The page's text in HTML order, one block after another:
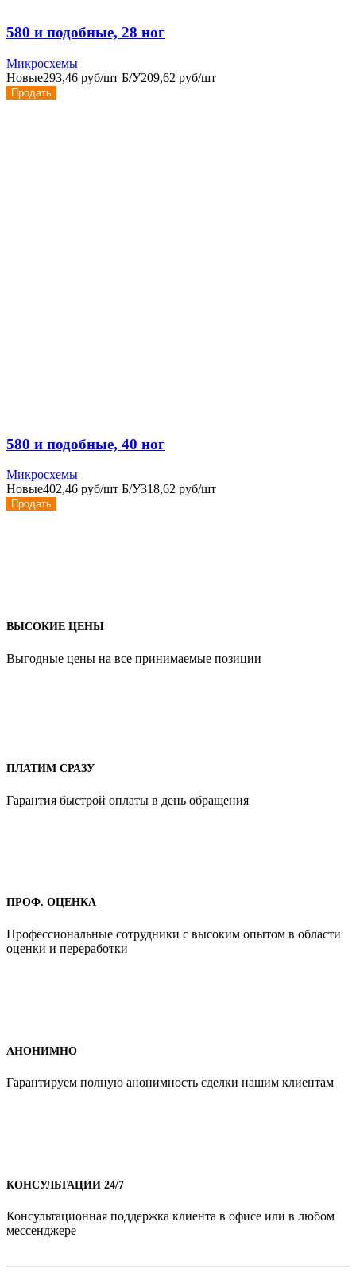
580 и подобные, 28 ног
Микросхемы
Новые293,46 руб/шт Б/У209,62 руб/шт
Продать
580 и подобные, 40 ног
Микросхемы
Новые402,46 руб/шт Б/У318,62 руб/шт
Продать
ВЫСОКИЕ ЦЕНЫ
Выгодные цены на все принимаемые позиции
ПЛАТИМ СРАЗУ
Гарантия быстрой оплаты в день обращения
ПРОФ. ОЦЕНКА
Профессиональные сотрудники с высоким опытом в области
оценки и переработки
АНОНИМНО
Гарантируем полную анонимность сделки нашим клиентам
КОНСУЛЬТАЦИИ 24/7
Консультационная поддержка клиента в офисе или в любом
мессенджере